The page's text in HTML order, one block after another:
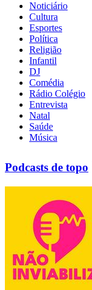
Noticiário
Cultura
Esportes
Política
Religião
Infantil
DJ
Comédia
Rádio Colégio
Entrevista
Natal
Saúde
Música
Podcasts de topo